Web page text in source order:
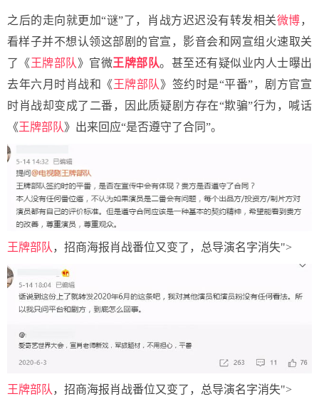
之后的走向就更加“谜”了，肖战方迟迟没有转发相关微博，
看样子并不想认领这部剧的官宣，影音会和网宣组火速取关
了《 王牌部队 》官微王牌部队。甚至还有疑似业内人士曝出
去年六月时肖战和《 王牌部队 》签约时是“平番”，剧方官宣
时肖战却变成了二番，因此质疑剧方存在“欺骗”行为，喊话
《王牌部队》出来回应“是否遵守了合同”。
王牌部队，招商海报肖战番位又变了，总导演名字消失">
王牌部队 ，招商海报肖战番位又变了，总导演名字消失">